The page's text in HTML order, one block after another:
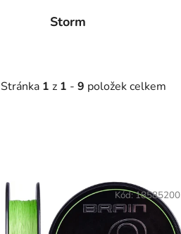
Storm
Stránka 1 z 1 - 9 položek celkem
V
ý
p
Kód:18585200